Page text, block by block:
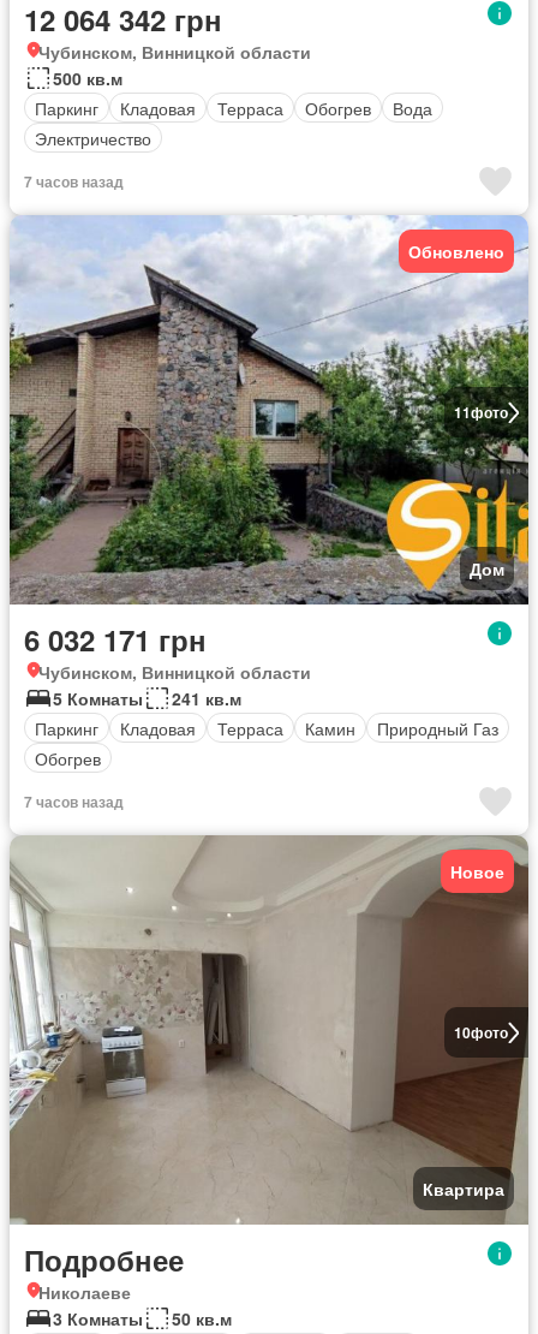
12 064 342 грн
Чубинском, Винницкой области
500 кв.м
Паркинг
Кладовая Терраса Обогрев
Вода
Электричество
7 часов назад
11фото
Обновлено
Дом
6 032 171 грн
Чубинском, Винницкой области
5 Комнаты
241 кв.м
Паркинг
Кладовая Терраса Камин
Природный Газ
Обогрев
7 часов назад
10фото
Новое
Квартира
Подробнее
Николаеве
3 Комнаты
50 кв.м